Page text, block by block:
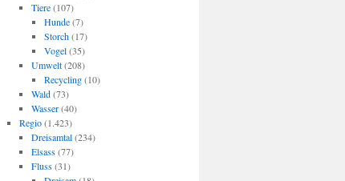
Tiere(107)
Hunde(7)
Storch(17)
Vogel(35)
Umwelt(208)
Recycling(10)
Wald(73)
Wasser(40)
Regio(1.423)
Dreisamtal(234)
Elsass(77)
Fluss(31)